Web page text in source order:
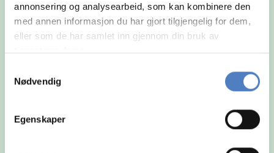
annonsering og analysearbeid, som kan kombinere den
med annen informasjon du har gjort tilgjengelig for dem,
eller som de har samlet inn gjennom din bruk av
tjenestene deres.
Nødvendig
Egenskaper